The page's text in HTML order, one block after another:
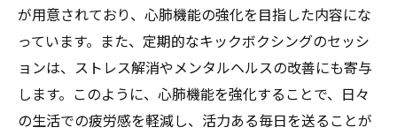
が用意されており、心肺機能の強化を目指した内容にな
っています。また、定期的なキックボクシングのセッシ
ョンは、ストレス解消やメンタルヘルスの改善にも寄与
します。このように、心肺機能を強化することで、日々
の生活での疲労感を軽減し、活力ある毎日を送ることが